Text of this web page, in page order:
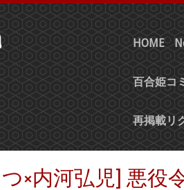
HOME
百合姫コ
再掲載リ
×内河弘児] 悪役